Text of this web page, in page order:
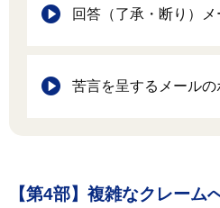
回答（了承・断り）メ
苦言を呈するメールの
【第4部】複雑なクレーム